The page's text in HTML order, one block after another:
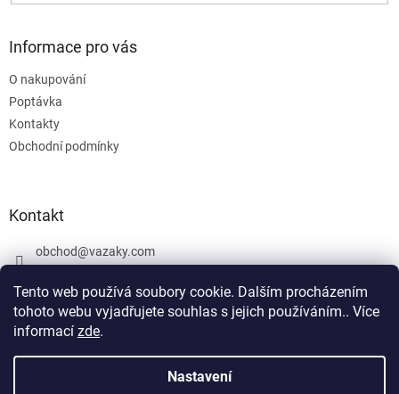
Tento web používá soubory cookie. Dalším procházením
tohoto webu vyjadřujete souhlas s jejich používáním.. Více
informací zde.
Nastavení
jsou označeny: skladem mohou být vyrobeny v den objednávky,
Informace pro vás
O nakupování
Poptávka
Kontakty
Obchodní podmínky
Kontakt
obchod@vazaky.com
Vytvořil Shoptet